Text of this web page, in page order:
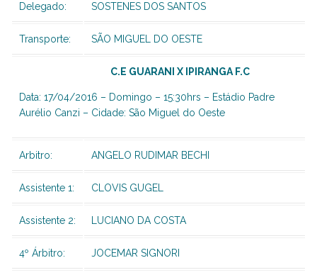
Delegado: SOSTENES DOS SANTOS
Transporte: SÃO MIGUEL DO OESTE
C.E GUARANI X IPIRANGA F.C
Data: 17/04/2016 – Domingo – 15:30hrs – Estádio Padre
Aurélio Canzi – Cidade: São Miguel do Oeste
Arbitro: ANGELO RUDIMAR BECHI
Assistente 1: CLOVIS GUGEL
Assistente 2: LUCIANO DA COSTA
4º Árbitro: JOCEMAR SIGNORI